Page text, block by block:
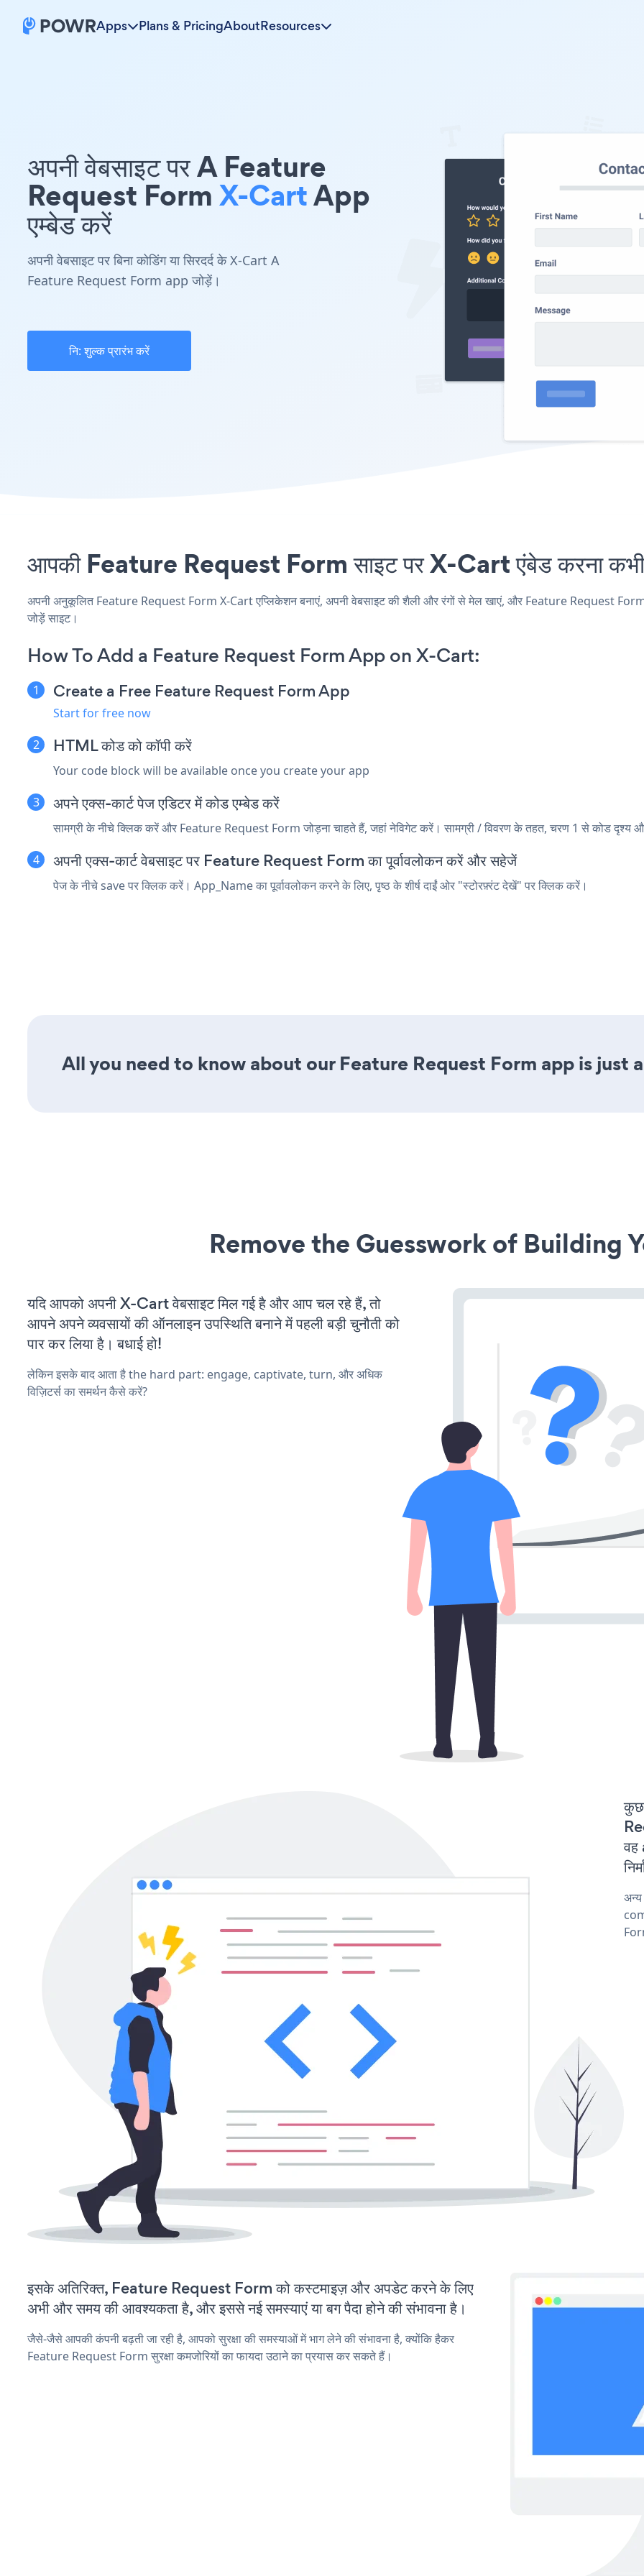
Apps Plans & PricingAboutResources
अपनी वेबसाइट पर A Feature
Request FormX-CartApp
एम्बेड करें
अपनी वेबसाइट पर बिना कोडिंग या सिरदर्द के X-Cart A
Feature Request Form app जोड़ें।
नि: शुल्क प्रारंभ करें
आपकी Feature Request Form साइट पर X-Cart एंबेड करना कभी
अपनी अनुकूलित Feature Request Form X-Cart एप्लिकेशन बनाएं, अपनी वेबसाइट की शैली और रंगों से मेल खाएं, और Feature Request Form
जोड़ें साइट।
How To Add a Feature Request Form App on X-Cart:
Create a Free Feature Request Form App
Start for free now
HTML कोड को कॉपी करें
Your code block will be available once you create your app
अपने एक्स-कार्ट पेज एडिटर में कोड एम्बेड करें
सामग्री के नीचे क्लिक करें और Feature Request Form जोड़ना चाहते हैं, जहां नेविगेट करें। सामग्री / विवरण के तहत, चरण 1 से कोड दृश्य
अपनी एक्स-कार्ट वेबसाइट पर Feature Request Form का पूर्वावलोकन करें और सहेजें
पेज के नीचे save पर क्लिक करें। App_Name का पूर्वावलोकन करने के लिए, पृष्ठ के शीर्ष दाईं ओर "स्टोरफ़्रंट देखें" पर क्लिक करें।
All you need to know about our Feature Request Form app is just
Remove the Guesswork of Building
यदि आपको अपनी X-Cart वेबसाइट मिल गई है और आप चल रहे हैं, तो
आपने अपने व्यवसायों की ऑनलाइन उपस्थिति बनाने में पहली बड़ी चुनौती को
पार कर लिया है। बधाई हो!
लेकिन इसके बाद आता है the hard part: engage, captivate, turn, और अधिक
विज़िटर्स का समर्थन कैसे करें?
इसके अतिरिक्त, Feature Request Form को कस्टमाइज़ और अपडेट करने के लिए
अभी और समय की आवश्यकता है, और इससे नई समस्याएं या बग पैदा होने की संभावना है।
जैसे-जैसे आपकी कंपनी बढ़ती जा रही है, आपको सुरक्षा की समस्याओं में भाग लेने की संभावना है, क्योंकि हैकर
Feature Request Form सुरक्षा कमजोरियों का फायदा उठाने का प्रयास कर सकते हैं।